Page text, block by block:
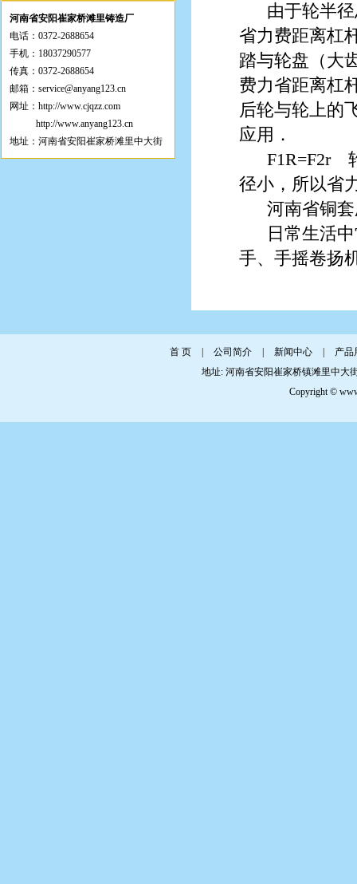
河南省安阳崔家桥滩里铸造厂
电话：0372-2688654
手机：18037290577
传真：0372-2688654
邮箱：service@anyang123.cn
网址： http://www.cjqzz.com
http://www.anyang123.cn
地址：河南省安阳崔家桥滩里中大街
由于轮半
省力费距离杠
踏与轮盘（大
费力省距离杠
后轮与轮上的
应用．
F1R=F2r
径小，所以省
河南省铜
日常生活
手、手摇卷扬
首 页 公司简介 新闻中心
产品
地址: 河南省安阳崔家桥镇滩里中
Copyright ©